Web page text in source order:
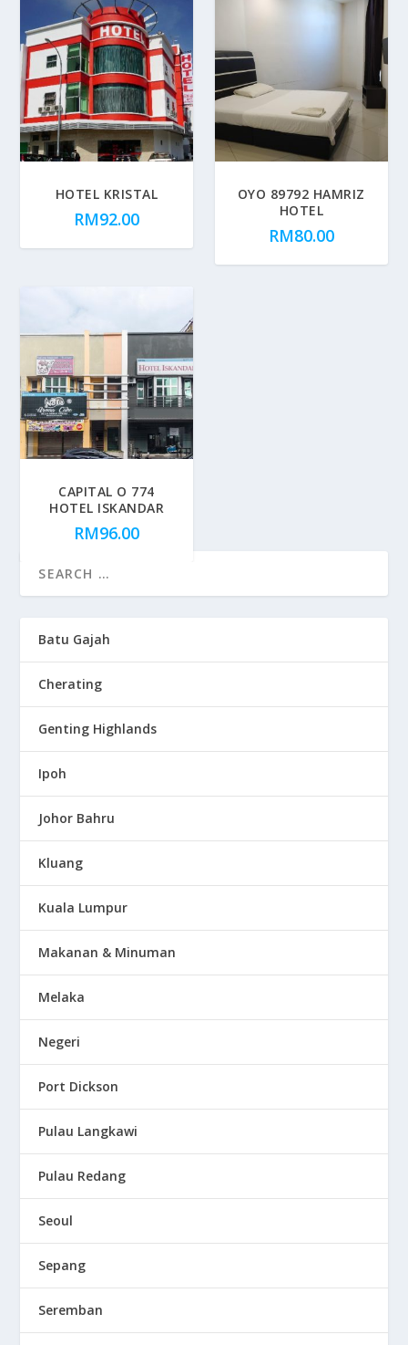
HOTEL KRISTAL
RM92.00
OYO 89792 HAMRIZ
HOTEL
RM80.00
CAPITAL O 774
HOTEL ISKANDAR
RM96.00
Batu Gajah
Cherating
Genting Highlands
Ipoh
Johor Bahru
Kluang
Kuala Lumpur
Makanan & Minuman
Melaka
Negeri
Port Dickson
Pulau Langkawi
Pulau Redang
Seoul
Sepang
Seremban